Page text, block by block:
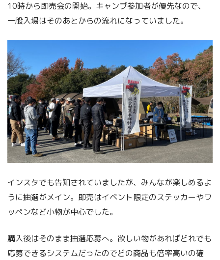
10時から即売会の開始。キャンプ参加者が優先なので、
一般入場はそのあとからの流れになっていました。
インスタでも告知されていましたが、みんなが楽しめるよ
うに抽選がメイン。即売はイベント限定のステッカーやワ
ッペンなど小物が中心でした。
購入後はそのまま抽選応募へ。欲しい物があればどれでも
応募できるシステムだったのでどの商品も倍率高いの確